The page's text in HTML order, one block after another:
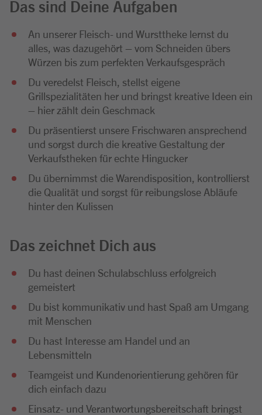
Das sind Deine Aufgaben
An unserer Fleisch- und Wursttheke lernst du
alles, was dazugehört – vom Schneiden übers
Würzen bis zum perfekten Verkaufsgespräch
Du veredelst Fleisch, stellst eigene
Grillspezialitäten her und bringst kreative Ideen ein
– hier zählt dein Geschmack
Du präsentierst unsere Frischwaren ansprechend
und sorgst durch die kreative Gestaltung der
Verkaufstheken für echte Hingucker
Du übernimmst die Warendisposition, kontrollierst
die Qualität und sorgst für reibungslose Abläufe
hinter den Kulissen
Das zeichnet Dich aus
Du hast deinen Schulabschluss erfolgreich
gemeistert
Du bist kommunikativ und hast Spaß am Umgang
mit Menschen
Du hast Interesse am Handel und an
Lebensmitteln
Teamgeist und Kundenorientierung gehören für
dich einfach dazu
Einsatz- und Verantwortungsbereitschaft bringst